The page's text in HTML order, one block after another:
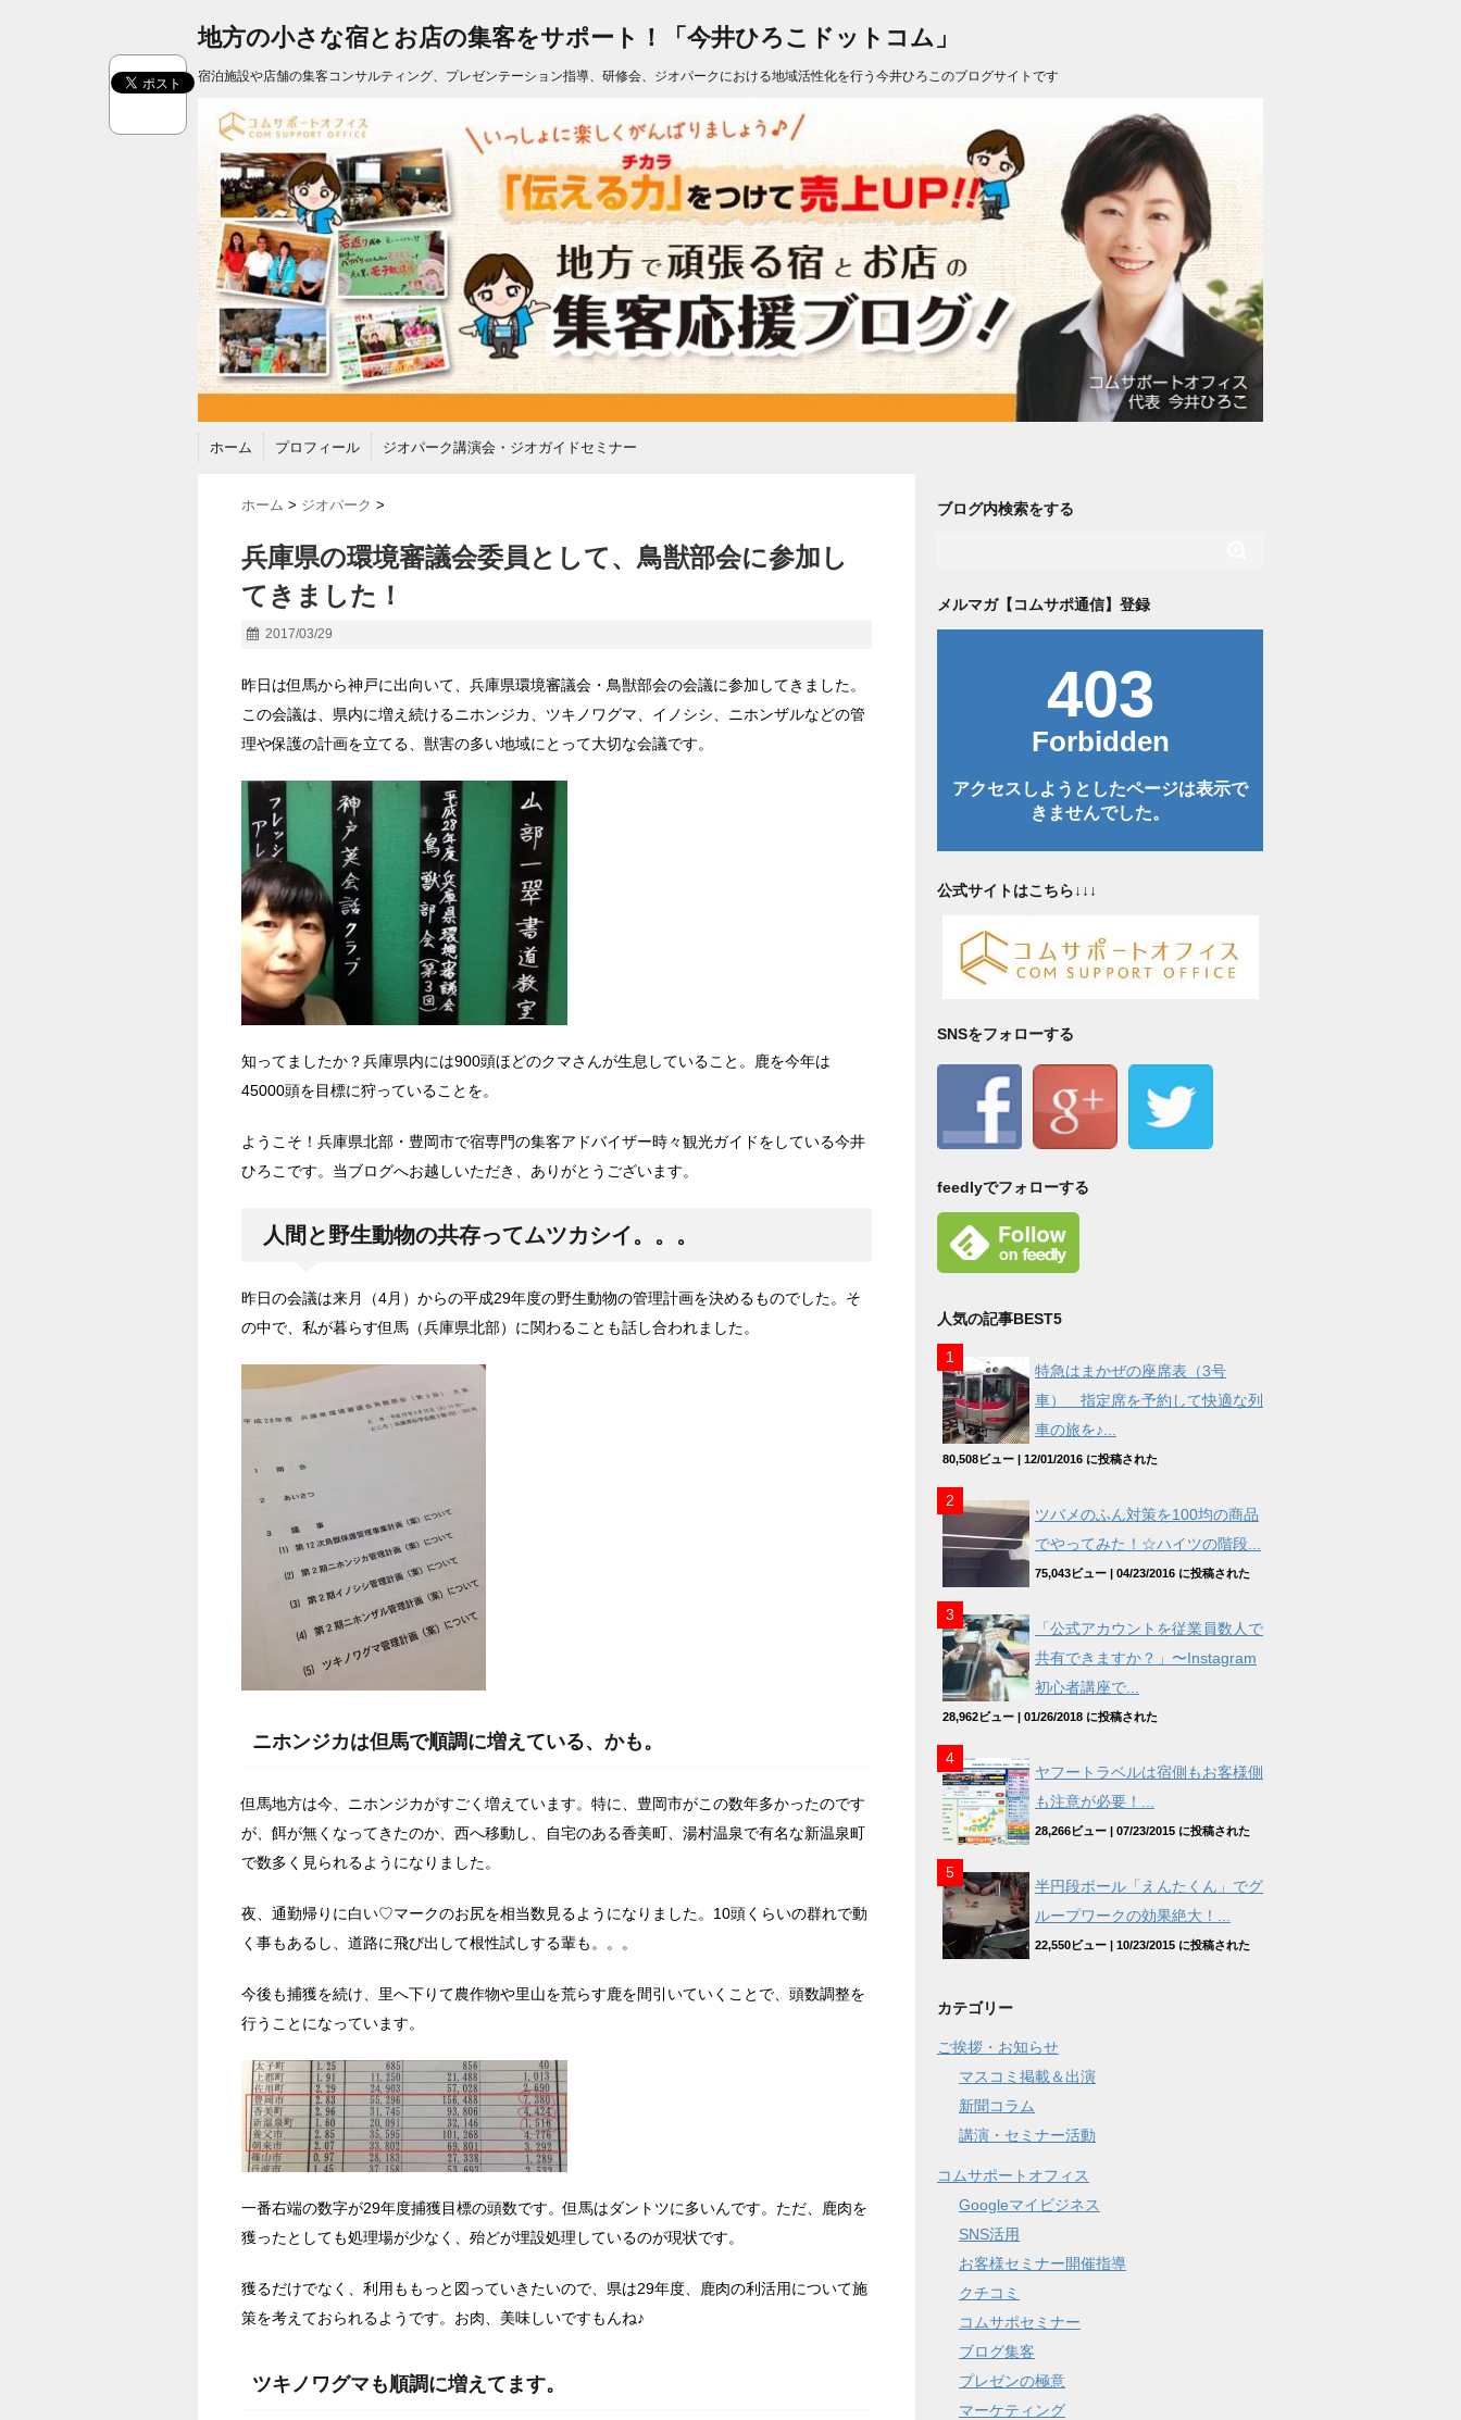
地方の小さな宿とお店の集客をサポート！「今井ひろこドットコム」
宿泊施設や店舗の集客コンサルティング、プレゼンテーション指導、研修会、ジオパークにおける地域活性化を行う今井ひろこのブログサイトです
ホーム プロフィール ジオパーク講演会・ジオガイドセミナー
ホーム > ジオパーク >
兵庫県の環境審議会委員として、鳥獣部会に参加し
てきました！
2017/03/29
昨日は但馬から神戸に出向いて、兵庫県環境審議会・鳥獣部会の会議に参加してきました。
この会議は、県内に増え続けるニホンジカ、ツキノワグマ、イノシシ、ニホンザルなどの管
理や保護の計画を立てる、獣害の多い地域にとって大切な会議です。
知ってましたか？兵庫県内には900頭ほどのクマさんが生息していること。鹿を今年は
45000頭を目標に狩っていることを。
ようこそ！兵庫県北部・豊岡市で宿専門の集客アドバイザー時々観光ガイドをしている今井
ひろこです。当ブログへお越しいただき、ありがとうございます。
人間と野生動物の共存ってムツカシイ。。。
昨日の会議は来月（4月）からの平成29年度の野生動物の管理計画を決めるものでした。そ
の中で、私が暮らす但馬（兵庫県北部）に関わることも話し合われました。
ニホンジカは但馬で順調に増えている、かも。
但馬地方は今、ニホンジカがすごく増えています。特に、豊岡市がこの数年多かったのです
が、餌が無くなってきたのか、西へ移動し、自宅のある香美町、湯村温泉で有名な新温泉町
で数多く見られるようになりました。
夜、通勤帰りに白い♡マークのお尻を相当数見るようになりました。10頭くらいの群れで動
く事もあるし、道路に飛び出して根性試しする輩も。。。
今後も捕獲を続け、里へ下りて農作物や里山を荒らす鹿を間引いていくことで、頭数調整を
行うことになっています。
一番右端の数字が29年度捕獲目標の頭数です。但馬はダントツに多いんです。ただ、鹿肉を
獲ったとしても処理場が少なく、殆どが埋設処理しているのが現状です。
獲るだけでなく、利用ももっと図っていきたいので、県は29年度、鹿肉の利活用について施
策を考えておられるようです。お肉、美味しいですもんね♪
ツキノワグマも順調に増えてます。
ブログ内検索をする
メルマガ【コムサポ通信】登録
公式サイトはこちら↓↓↓
SNSをフォローする
feedlyでフォローする
人気の記事BEST5
特急はまかぜの座席表（3号
車） 指定席を予約して快適な列
車の旅を♪...
80,508ビュー | 12/01/2016 に投稿された
ツバメのふん対策を100均の商品
でやってみた！☆ハイツの階段...
75,043ビュー | 04/23/2016 に投稿された
「公式アカウントを従業員数人で
共有できますか？」〜Instagram
初心者講座で...
28,962ビュー | 01/26/2018 に投稿された
ヤフートラベルは宿側もお客様側
も注意が必要！...
28,266ビュー | 07/23/2015 に投稿された
半円段ボール「えんたくん」でグ
ループワークの効果絶大！...
22,550ビュー | 10/23/2015 に投稿された
カテゴリー
ご挨拶・お知らせ
マスコミ掲載＆出演
新聞コラム
講演・セミナー活動
コムサポートオフィス
Googleマイビジネス
SNS活用
お客様セミナー開催指導
クチコミ
コムサポセミナー
ブログ集客
プレゼンの極意
マーケティング